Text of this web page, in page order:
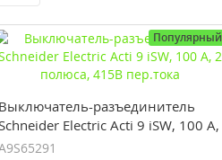
Популярный
Выключатель-разъединитель
Schneider Electric Acti 9 iSW, 100 А,
2 полюса, 415В пер.тока